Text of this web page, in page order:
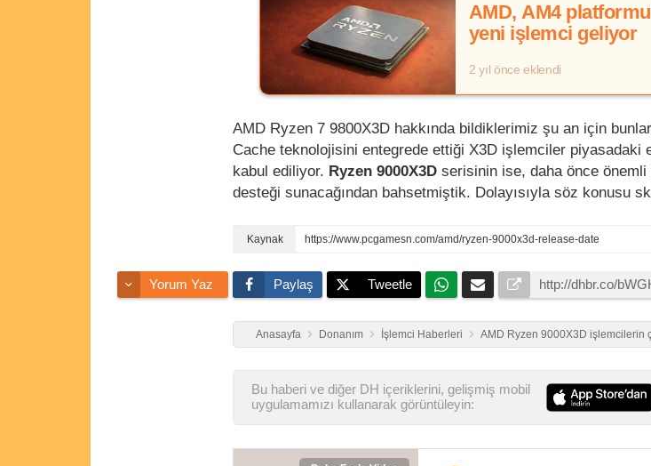
AMD, AM4
yeni işlemci geliyor
2 yıl önce eklendi
AMD Ryzen 7 9800X3D hakkında bildiklerimiz şu an için
Cache teknolojisini entegrede ettiği X3D işlemciler piyasadaki
kabul ediliyor. Ryzen 9000X3D serisinin ise, daha önce önemli
desteği sunacağından bahsetmiştik. Dolayısıyla söz konusu
https://www.pcgamesn.com/amd/ryzen-9000x3d-release-date
Yorum Yaz Paylaş Tweetle
Anasayfa Donanım İşlemci Haberleri AMD Ryzen 9000X3D işlemcilerin
Bu haberi ve diğer DH içeriklerini, gelişmiş mobil
uygulamamızı kullanarak görüntüleyin: